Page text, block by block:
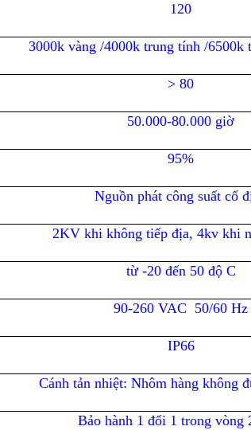
120
3000k vàng /4000k trung tính /6500k
> 80
50.000-80.000 giờ
95%
Nguồn phát công suất cố
2KV khi không tiếp địa, 4kv khi
từ -20 đến 50 độ C
90-260 VAC 50/60 Hz
IP66
Cánh tản nhiệt: Nhôm hàng không
Bảo hành 1 đổi 1 trong vòng